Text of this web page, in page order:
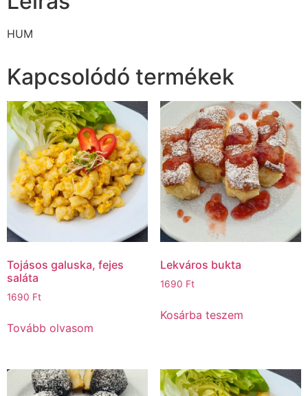
HUM
Kapcsolódó termékek
Tojásos galuska, fejes
saláta
1690 Ft
Tovább olvasom
Lekváros bukta
1690 Ft
Kosárba teszem